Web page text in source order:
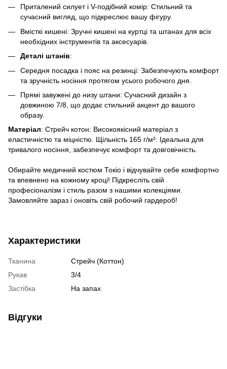
Приталений силует і V-подібний комір: Стильний та
сучасний вигляд, що підкреслює вашу фігуру.
Вмісткі кишені: Зручні кишені на куртці та штанах для всіх
необхідних інструментів та аксесуарів.
Деталі штанів:
Середня посадка і пояс на резинці: Забезпечують комфорт
та зручність носіння протягом усього робочого дня.
Прямі завужені до низу штани: Сучасний дизайн з
довжиною 7/8, що додає стильний акцент до вашого
образу.
Матеріал: Стрейч котон: Високоякісний матеріал з
еластичністю та міцністю. Щільність 165 г/м²: Ідеальна для
тривалого носіння, забезпечує комфорт та довговічність.
Обирайте медичний костюм Токіо і відчувайте себе комфортно
та впевнено на кожному кроці! Підкресліть свій
професіоналізм і стиль разом з нашими колекціями.
Замовляйте зараз і оновіть свій робочий гардероб!
Характеристики
Тканина
Стрейч (Коттон)
Рукав
3/4
Застібка
На запах
Відгуки